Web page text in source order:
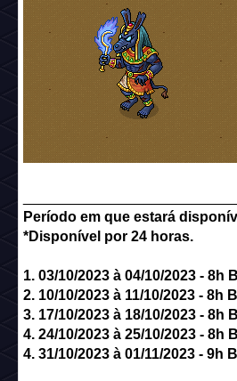
Período em que estará
*Disponível por 24 horas.
1. 03/10/2023 à 04/10/2023 - 8h
2. 10/10/2023 à 11/10/2023 - 8h
3. 17/10/2023 à 18/10/2023 - 8h
4. 24/10/2023 à 25/10/2023 - 8h
4. 31/10/2023 à 01/11/2023 - 9h